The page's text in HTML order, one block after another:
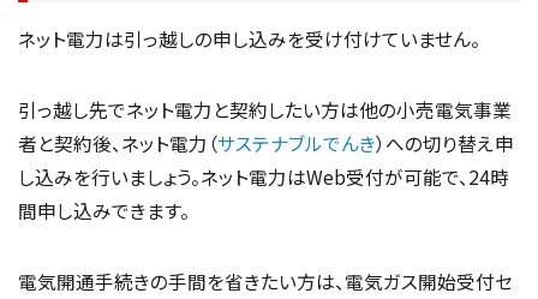
ネット電力は引っ越しの申し込みを受け付けていません。
引っ越し先でネット電力と契約したい方は他の小売電気事業
者と契約後、ネット電力（サステナブルでんき）への切り替え申
し込みを行いましょう。ネット電力はWeb受付が可能で、24時
間申し込みできます。
電気開通手続きの手間を省きたい方は、電気ガス開始受付セ